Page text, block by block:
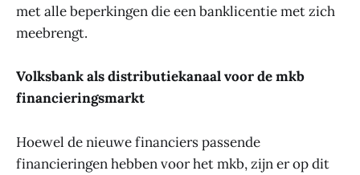
met alle beperkingen die een banklicentie met zich
meebrengt.
Volksbank als distributiekanaal voor de mkb
financieringsmarkt
Hoewel de nieuwe financiers passende
financieringen hebben voor het mkb, zijn er op dit